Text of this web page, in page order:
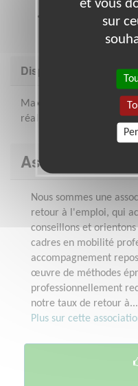
Vous êtes à l’aise
bureautique, en
Disponibilité
Maximum 2 demi
réalisées en grande
Association :
Nous sommes une
retour à l'emploi, qui
conseillons et
cadres en mobilité
accompagnement
œuvre de méthodes
professionnellement
notre taux de retour à...
Plus sur cette
et vous
sur